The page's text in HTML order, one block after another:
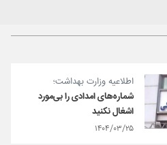
اطلاعیه وزارت بهداشت؛
شماره‌های امدادی را بی‌مورد
اشغال نکنید
۱۴۰۴/۰۳/۲۵